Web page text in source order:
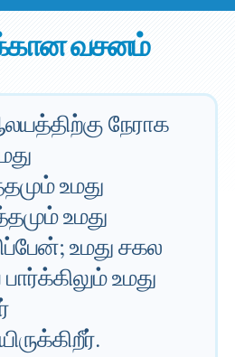
வசனம்
நேராக
உமது
உமது
உமது சகல
உமது